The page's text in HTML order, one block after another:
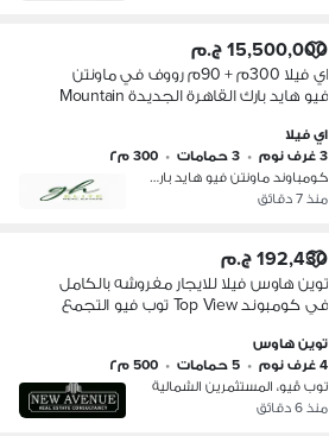
15,500,000 ج.م
اي فيلا 300م + 90م رووف في ماونتن
فيو هايد بارك القاهرة الجديدة Mountain
اي فيلا
3 غرف نوم
• 3 حمامات • 300 م٢
كومباوند ماونتن فيو هايد بارك، التج…
منذ 7 دقائق
192,430 ج.م
توين هاوس فيلا للايجار مفروشه بالكامل
في كومبوند Top View توب فيو التجمع
السباحه
توين هاوس
4 غرف نوم
• 5 حمامات • 500 م٢
توب ڤيو، المستثمرين الشمالية
منذ 6 دقائق